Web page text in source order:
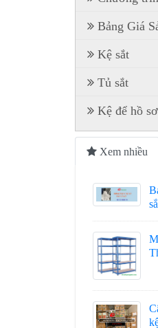
Bảng Giá
Kệ sắt
Tủ sắt
Kệ để hồ sơ
Xem nhiều